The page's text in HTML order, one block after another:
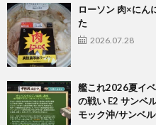
ローソン 肉×にん
た
2026.07.28
艦これ2026夏イ
の戦い E2 サンベ
モック沖/サンベ